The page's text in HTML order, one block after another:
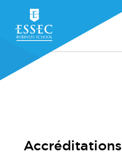
Accréditations